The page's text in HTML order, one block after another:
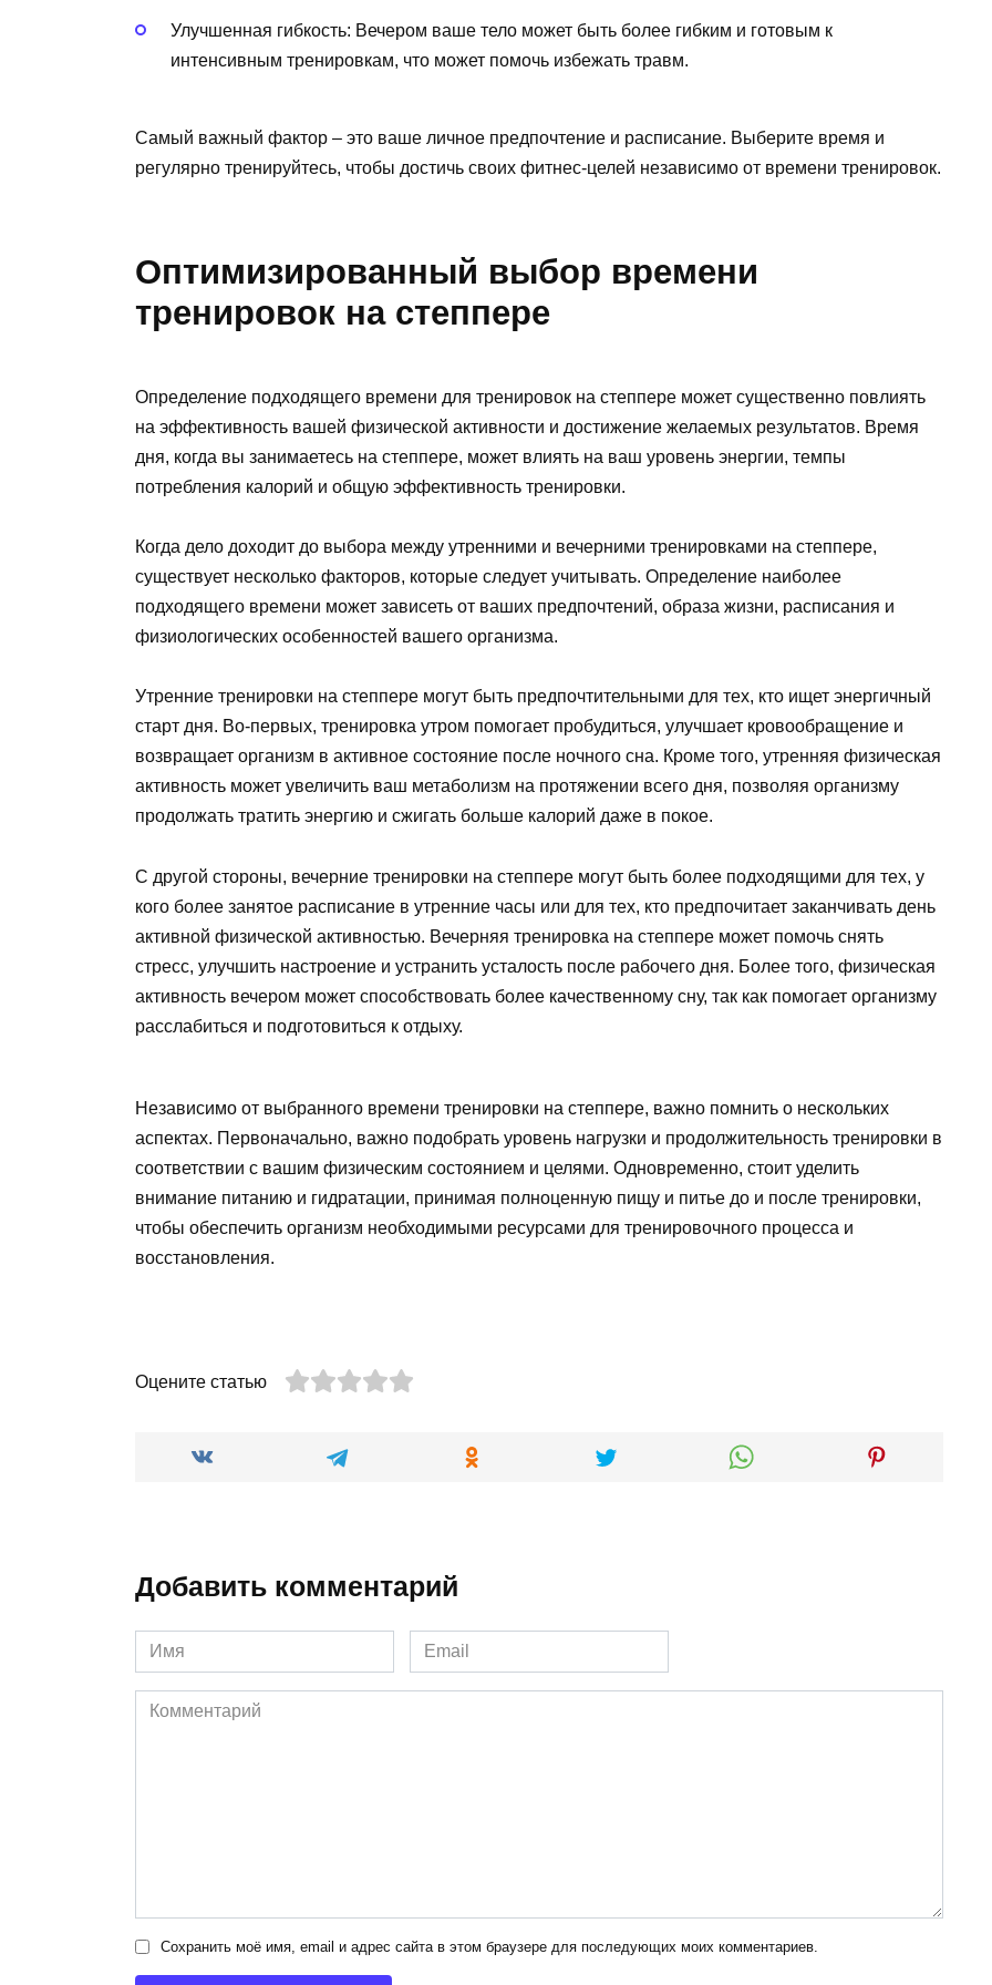
Улучшенная гибкость: Вечером ваше тело может быть более гибким и готовым к
интенсивным тренировкам, что может помочь избежать травм.
Самый важный фактор – это ваше личное предпочтение и расписание. Выберите время и
регулярно тренируйтесь, чтобы достичь своих фитнес-целей независимо от времени тренировок.
Оптимизированный выбор времени
тренировок на степпере
Определение подходящего времени для тренировок на степпере может существенно повлиять
на эффективность вашей физической активности и достижение желаемых результатов. Время
дня, когда вы занимаетесь на степпере, может влиять на ваш уровень энергии, темпы
потребления калорий и общую эффективность тренировки.
Когда дело доходит до выбора между утренними и вечерними тренировками на степпере,
существует несколько факторов, которые следует учитывать. Определение наиболее
подходящего времени может зависеть от ваших предпочтений, образа жизни, расписания и
физиологических особенностей вашего организма.
Утренние тренировки на степпере могут быть предпочтительными для тех, кто ищет энергичный
старт дня. Во-первых, тренировка утром помогает пробудиться, улучшает кровообращение и
возвращает организм в активное состояние после ночного сна. Кроме того, утренняя физическая
активность может увеличить ваш метаболизм на протяжении всего дня, позволяя организму
продолжать тратить энергию и сжигать больше калорий даже в покое.
С другой стороны, вечерние тренировки на степпере могут быть более подходящими для тех, у
кого более занятое расписание в утренние часы или для тех, кто предпочитает заканчивать день
активной физической активностью. Вечерняя тренировка на степпере может помочь снять
стресс, улучшить настроение и устранить усталость после рабочего дня. Более того, физическая
активность вечером может способствовать более качественному сну, так как помогает организму
расслабиться и подготовиться к отдыху.
Независимо от выбранного времени тренировки на степпере, важно помнить о нескольких
аспектах. Первоначально, важно подобрать уровень нагрузки и продолжительность тренировки в
соответствии с вашим физическим состоянием и целями. Одновременно, стоит уделить
внимание питанию и гидратации, принимая полноценную пищу и питье до и после тренировки,
чтобы обеспечить организм необходимыми ресурсами для тренировочного процесса и
восстановления.
Оцените статью
Добавить комментарий
Имя
*
Email
*
Комментарий
Сохранить моё имя, email и адрес сайта в этом браузере для последующих моих комментариев.